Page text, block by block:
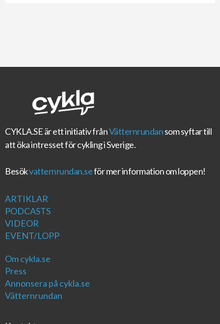
CYKLA.SEär ett initiativ frånVätternrundansom syftar till
att öka intresset för cykling i Sverige.
Besökvatternrundan.seför mer information om loppen!
ARTIKLAR
PODCASTS
VIDEOR
EVENT/LOPP
Om cykla.se
Press
Annonsera på cykla.se
Vätternrundan